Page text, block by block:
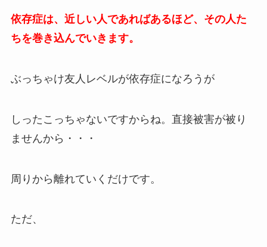
依存症は、近しい人であればあるほど、その人た
ちを巻き込んでいきます。
ぶっちゃけ友人レベルが依存症になろうが
しったこっちゃないですからね。直接被害が被り
ませんから・・・
周りから離れていくだけです。
ただ、